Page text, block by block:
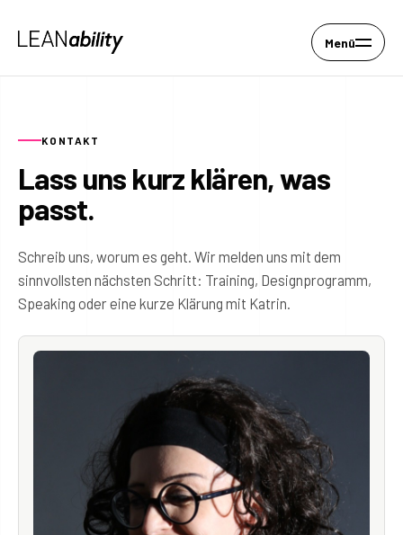
Menü
KONTAKT
Lass uns kurz klären, was
passt.
Schreib uns, worum es geht. Wir melden uns mit dem
sinnvollsten nächsten Schritt: Training, Designprogramm,
Speaking oder eine kurze Klärung mit Katrin.